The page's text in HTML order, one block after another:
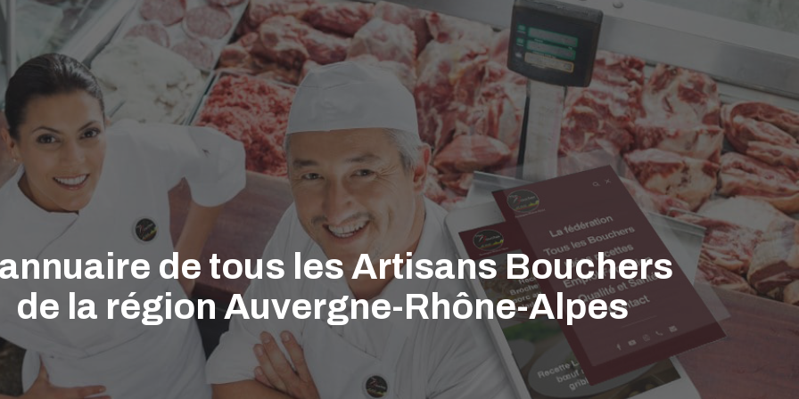
de tous les Artisans Bouchers
de la région Auvergne-Rhône-Alpes